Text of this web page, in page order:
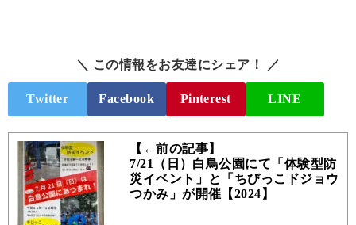
＼ この情報をお友達にシェア！ ／
Twitter Facebook Pinterest LINE
【←前の記事】
7/21（日）白鳥公園にて「体験型防
災イベント」と「ちびっこドジョウ
つかみ」が開催【2024】